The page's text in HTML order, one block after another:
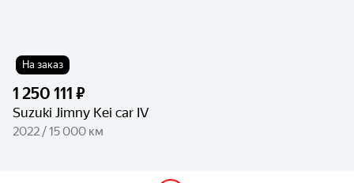
На заказ
1 250 111 ₽
Suzuki Jimny Kei car IV
2022 / 15 000 км